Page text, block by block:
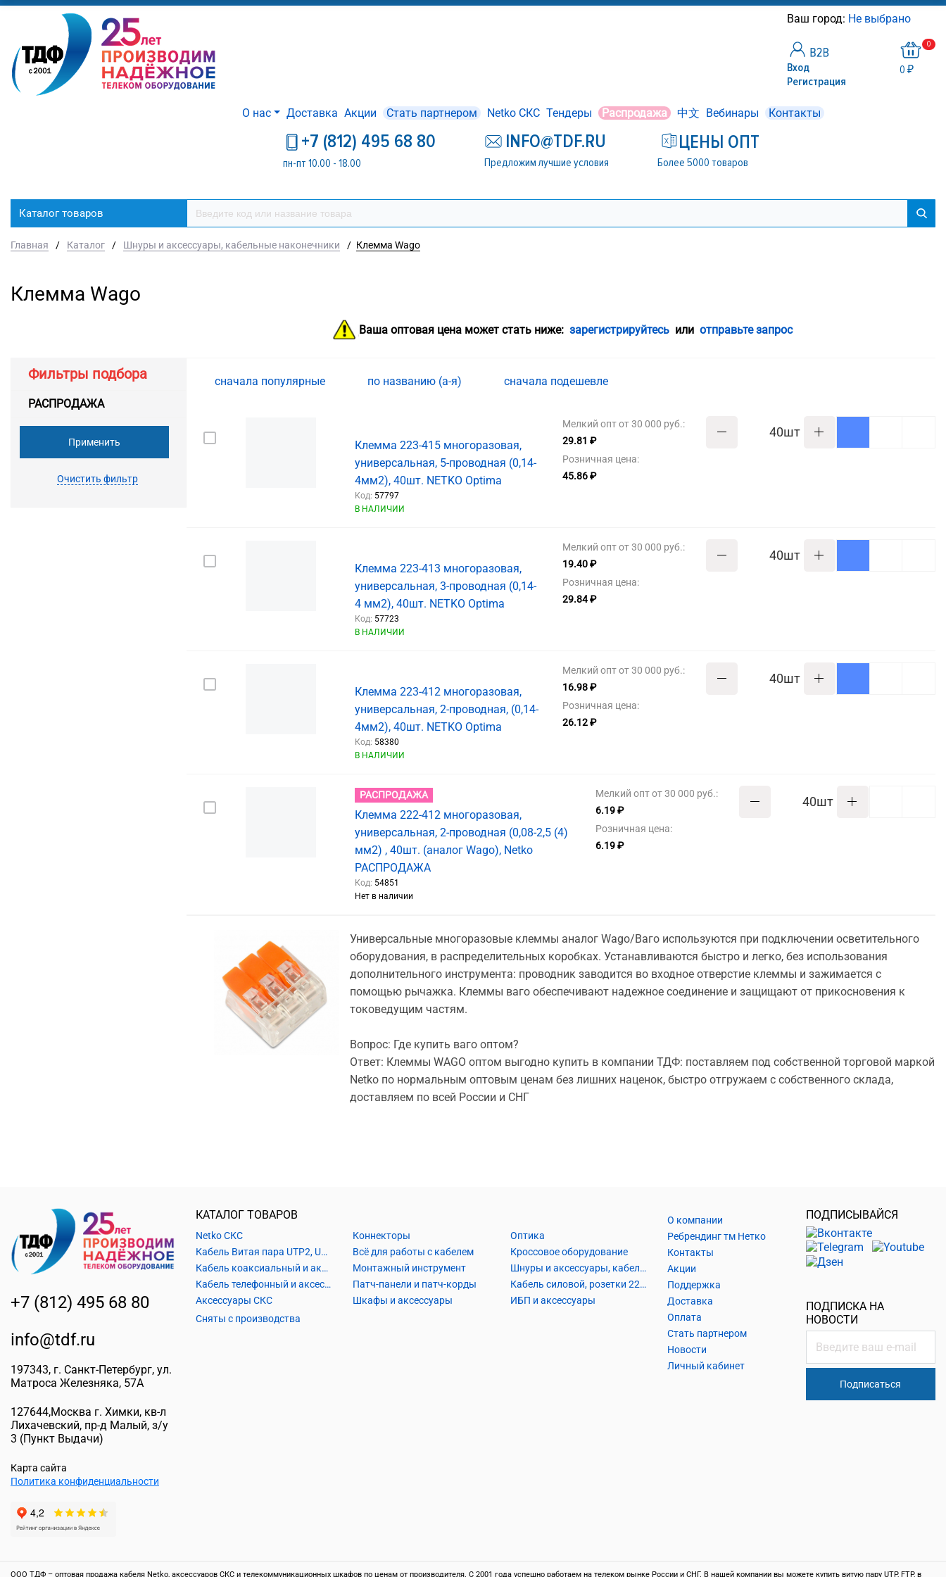
Ваш город: Не выбрано
Вход
Регистрация
0
0 ₽
О нас Доставка Акции Стать партнером Netko СКС Тендеры Распродажа 中文 Вебинары Контакты
+7 (812) 495 68 80
пн-пт 10.00 - 18.00
INFO@TDF.RU
Предложим лучшие условия
ЦЕНЫ ОПТ
Более 5000 товаров
Каталог товаров
Главная / Каталог / Шнуры и аксессуары, кабельные наконечники / Клемма Wago
Клемма Wago
Ваша оптовая цена может стать ниже: зарегистрируйтесьили отправьте запрос
сначала популярные по названию (а-я) сначала подешевле
Фильтры подбора
РАСПРОДАЖА
Применить
Очистить фильтр
Клемма 223-415 многоразовая,
универсальная, 5-проводная (0,14-
4мм2), 40шт. NETKO Optima
Код: 57797
В НАЛИЧИИ
Мелкий опт от 30 000 руб.:
29.81 ₽
Розничная цена:
45.86 ₽
шт
Клемма 223-413 многоразовая,
универсальная, 3-проводная (0,14-
4 мм2), 40шт. NETKO Optima
Код: 57723
В НАЛИЧИИ
Мелкий опт от 30 000 руб.:
19.40 ₽
Розничная цена:
29.84 ₽
шт
Клемма 223-412 многоразовая,
универсальная, 2-проводная, (0,14-
4мм2), 40шт. NETKO Optima
Код: 58380
В НАЛИЧИИ
Мелкий опт от 30 000 руб.:
16.98 ₽
Розничная цена:
26.12 ₽
шт
РАСПРОДАЖА
Клемма 222-412 многоразовая,
универсальная, 2-проводная (0,08-2,5 (4)
мм2) , 40шт. (аналог Wago), Netko
РАСПРОДАЖА
Код: 54851
Нет в наличии
Мелкий опт от 30 000 руб.:
6.19 ₽
Розничная цена:
6.19 ₽
шт
Универсальные многоразовые клеммы аналог Wago/Ваго используются при подключении осветительного
оборудования, в распределительных коробках. Устанавливаются быстро и легко, без использования
дополнительного инструмента: проводник заводится во входное отверстие клеммы и зажимается с
помощью рычажка. Клеммы ваго обеспечивают надежное соединение и защищают от прикосновения к
токоведущим частям.
Вопрос: Где купить ваго оптом?
Ответ: Клеммы WAGO оптом выгодно купить в компании ТДФ: поставляем под собственной торговой маркой
Netko по нормальным оптовым ценам без лишних наценок, быстро отгружаем с собственного склада,
доставляем по всей России и СНГ
+7 (812) 495 68 80
info@tdf.ru
197343, г. Санкт-Петербург, ул.
Матроса Железняка, 57A
127644,Москва г. Химки, кв-л
Лихачевский, пр-д Малый, з/у
3 (Пункт Выдачи)
Карта сайта
Политика конфиденциальности
КАТАЛОГ ТОВАРОВ
Netko СКС
Кабель Витая пара UTP2, UTP4, FTP2, FTP4
Кабель коаксиальный и аксессуары
Кабель телефонный и аксессуары
Аксессуары СКС
Коннекторы
Всё для работы с кабелем
Монтажный инструмент
Патч-панели и патч-корды
Шкафы и аксессуары
Оптика
Кроссовое оборудование
Шнуры и аксессуары, кабельные наконечники
Кабель силовой, розетки 220В, выключатели 220В, сетевые фильтры
ИБП и аксессуары
Сняты с производства
О компании
Ребрендинг тм Нетко
Контакты
Акции
Поддержка
Доставка
Оплата
Стать партнером
Новости
Личный кабинет
ПОДПИСЫВАЙСЯ
ПОДПИСКА НА
НОВОСТИ
Подписаться
ООО ТДФ – оптовая продажа кабеля Netko, аксессуаров СКС и телекоммуникационных шкафов по ценам от производителя. С 2001 года успешно работаем на телеком рынке России и СНГ. В нашей компании вы можете купить витую пару UTP, FTP, в